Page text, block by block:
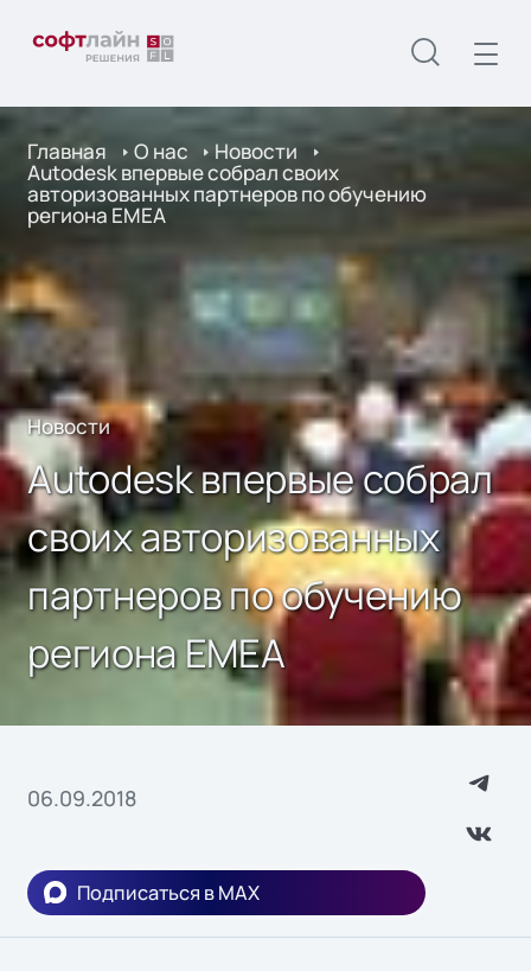
Главная О нас Новости
Autodesk впервые собрал своих
авторизованных партнеров по обучению
региона EMEA
Новости
Autodesk впервые собрал
своих авторизованных
партнеров по обучению
региона EMEA
06.09.2018
Подписаться в MAX